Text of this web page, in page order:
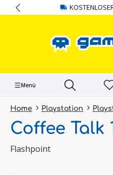
springen
Menü
Home Playstation
Coffee Talk
Flashpoint